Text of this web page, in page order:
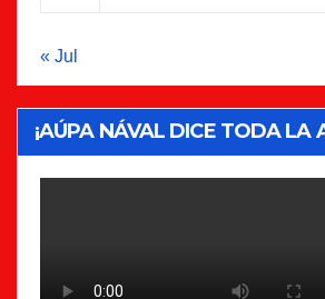
« Jul
¡AÚPA NÁVAL DICE TODA LA